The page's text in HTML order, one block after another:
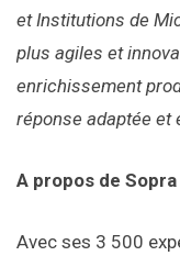
et Institutions de
plus agiles et
enrichissement
réponse adaptée et
A propos de
Avec ses 3 500